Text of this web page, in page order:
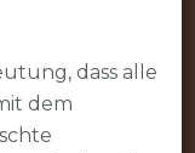
dass alle
dem